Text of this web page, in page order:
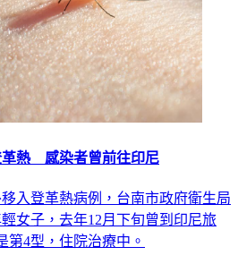
革熱 感染者曾前往印尼
入登革熱病例，台南市政府衛生局
女子，去年12月下旬曾到印尼旅
第4型，住院治療中。